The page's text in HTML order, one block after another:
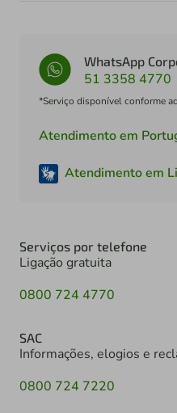
WhatsApp
51 3358 4770
*Serviço disponível conforme
Atendimento em
Atendimento em
Serviços por telefone
Ligação gratuita
0800 724 4770
SAC
Informações, elogios e
0800 724 7220